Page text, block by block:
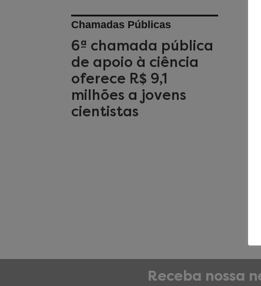
Chamadas Públicas
6ª chamada pública
de apoio à ciência
oferece R$ 9,1
milhões a jovens
cientistas
Receba nossa